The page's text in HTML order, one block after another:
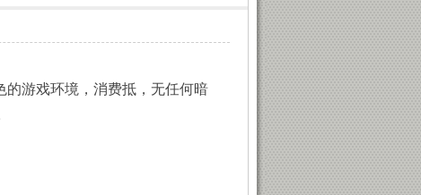
的游戏环境，消费抵，无任何暗